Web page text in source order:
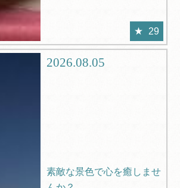
29
2026.08.05
素敵な景色で心を癒しませ